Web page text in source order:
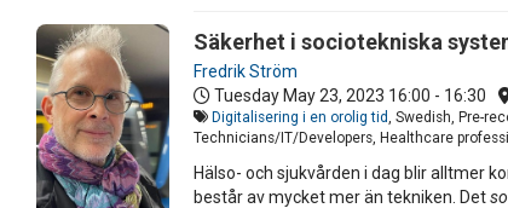
Säkerhet i sociotekniska
Fredrik Ström
Tuesday May 23, 2023 16:00 - 16:30
Digitalisering i en orolig tid, Swedish, Pre-
Technicians/IT/Developers, Healthcare
Hälso- och sjukvården i dag blir alltmer
består av mycket mer än tekniken. Det